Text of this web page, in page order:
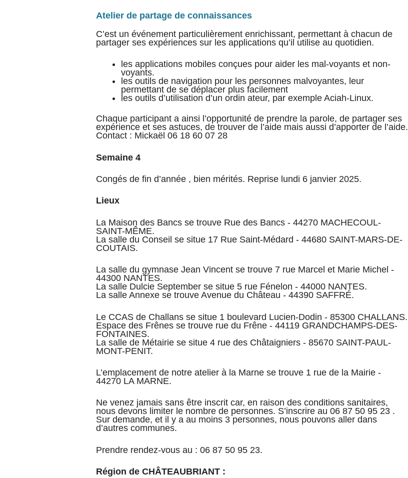
Atelier de partage de connaissances
C’est un événement particulièrement enrichissant, permettant à chacun de
partager ses expériences sur les applications qu’il utilise au quotidien.
les applications mobiles conçues pour aider les mal-voyants et non-
voyants.
les outils de navigation pour les personnes malvoyantes, leur
permettant de se déplacer plus facilement
les outils d’utilisation d’un ordin ateur, par exemple Aciah-Linux.
Chaque participant a ainsi l’opportunité de prendre la parole, de partager ses
expérience et ses astuces, de trouver de l’aide mais aussi d’apporter de l’aide.
Contact : Mickaël 06 18 60 07 28
Semaine 4
Congés de fin d’année , bien mérités. Reprise lundi 6 janvier 2025.
Lieux
La Maison des Bancs se trouve Rue des Bancs - 44270 MACHECOUL-
SAINT-MÊME.
La salle du Conseil se situe 17 Rue Saint-Médard - 44680 SAINT-MARS-DE-
COUTAIS.
La salle du gymnase Jean Vincent se trouve 7 rue Marcel et Marie Michel -
44300 NANTES.
La salle Dulcie September se situe 5 rue Fénelon - 44000 NANTES.
La salle Annexe se trouve Avenue du Château - 44390 SAFFRÉ.
Le CCAS de Challans se situe 1 boulevard Lucien-Dodin - 85300 CHALLANS.
Espace des Frênes se trouve rue du Frêne - 44119 GRANDCHAMPS-DES-
FONTAINES.
La salle de Métairie se situe 4 rue des Châtaigniers - 85670 SAINT-PAUL-
MONT-PENIT.
L’emplacement de notre atelier à la Marne se trouve 1 rue de la Mairie -
44270 LA MARNE.
Ne venez jamais sans être inscrit car, en raison des conditions sanitaires,
nous devons limiter le nombre de personnes. S’inscrire au 06 87 50 95 23 .
Sur demande, et il y a au moins 3 personnes, nous pouvons aller dans
d’autres communes.
Prendre rendez-vous au : 06 87 50 95 23.
Région de CHÂTEAUBRIANT :